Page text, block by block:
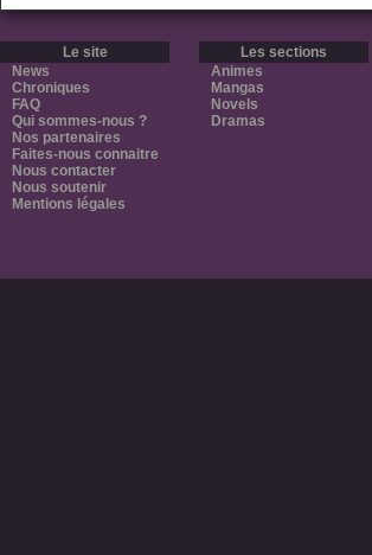
Le site
News
Chroniques
FAQ
Qui sommes-nous ?
Nos partenaires
Faites-nous connaitre
Nous contacter
Nous soutenir
Mentions légales
Les sections
Animes
Mangas
Novels
Dramas